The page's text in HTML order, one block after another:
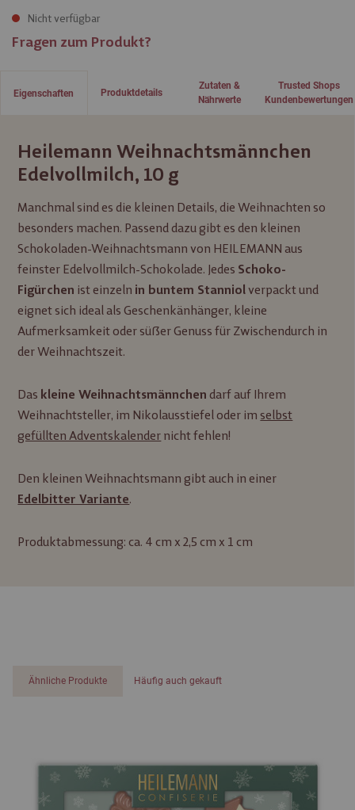
Nicht verfügbar
Fragen zum Produkt?
Eigenschaften
Heilemann Weihnachtsmännchen
Edelvollmilch, 10 g
Manchmal sind es die kleinen Details, die Weihnachten so
besonders machen. Passend dazu gibt es den kleinen
Schokoladen-Weihnachtsmann von HEILEMANN aus
feinster Edelvollmilch-Schokolade. Jedes Schoko-
Figürchen ist einzeln in buntem Stanniolverpackt und
eignet sich ideal als Geschenkänhänger, kleine
Aufmerksamkeit oder süßer Genuss für Zwischendurch in
der Weihnachtszeit.
Das kleine Weihnachtsmännchen darf auf Ihrem
Weihnachtsteller, im Nikolausstiefel oder im selbst
gefüllten Adventskalender nicht fehlen!
Den kleinen Weihnachtsmann gibt auch in einer
Edelbitter Variante.
Produktabmessung: ca. 4 cm x 2,5 cm x 1 cm
Produktdetails
Zutaten &
Nährwerte
Trusted Shops
Kundenbewertungen
Ähnliche Produkte Häufig auch gekauft